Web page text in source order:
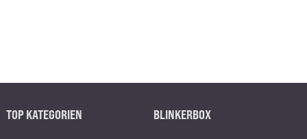
TOP KATEGORIEN BLINKERBOX